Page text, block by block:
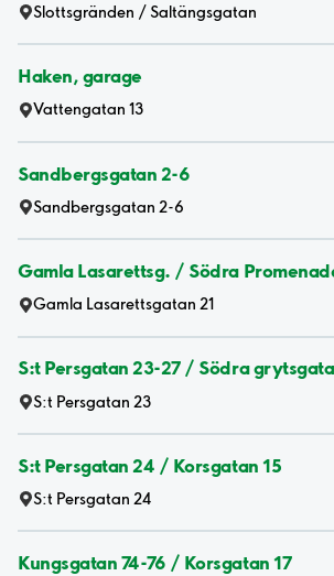
Slottsgränden / Saltängsgatan
Haken, garage
Vattengatan 13
Sandbergsgatan 2-6
Sandbergsgatan 2-6
Gamla Lasarettsg. / Södra
Gamla Lasarettsgatan 21
S:t Persgatan 23-27 / Södra
S:t Persgatan 23
S:t Persgatan 24 / Korsgatan 15
S:t Persgatan 24
Kungsgatan 74-76 / Korsgatan 17